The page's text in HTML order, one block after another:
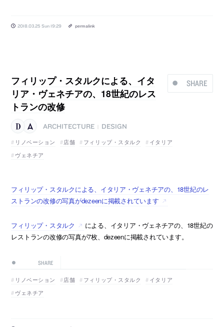
2018.03.25 Sun 19:29 permalink
SHARE
フィリップ・スタルクによる、イタ
リア・ヴェネチアの、18世紀のレス
トランの改修
ARCHITECTURE
DESIGN
リノベーション
店舗 フィリップ・スタルク
イタリア
ヴェネチア
フィリップ・スタルクによる、イタリア・ヴェネチアの、18世紀のレ
ストランの改修の写真がdezeenに掲載されています
フィリップ・スタルク
による、イタリア・ヴェネチアの、18世紀の
レストランの改修の写真が7枚、dezeenに掲載されています。
SHARE
リノベーション 店舗 フィリップ・スタルク
イタリア
ヴェネチア